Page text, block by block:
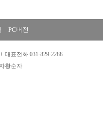
PC버전
대표전화 031-829-2288
황순자